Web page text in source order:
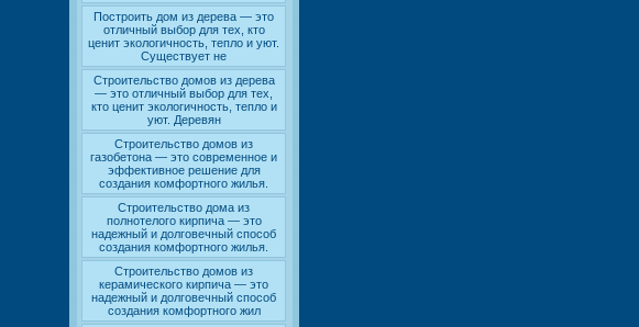
Построить дом из дерева — это
отличный выбор для тех, кто
ценит экологичность, тепло и уют.
Существует не
Строительство домов из дерева
— это отличный выбор для тех,
кто ценит экологичность, тепло и
уют. Деревян
Строительство домов из
газобетона — это современное и
эффективное решение для
создания комфортного жилья.
Строительство дома из
полнотелого кирпича — это
надежный и долговечный способ
создания комфортного жилья.
Строительство домов из
керамического кирпича — это
надежный и долговечный способ
создания комфортного жил